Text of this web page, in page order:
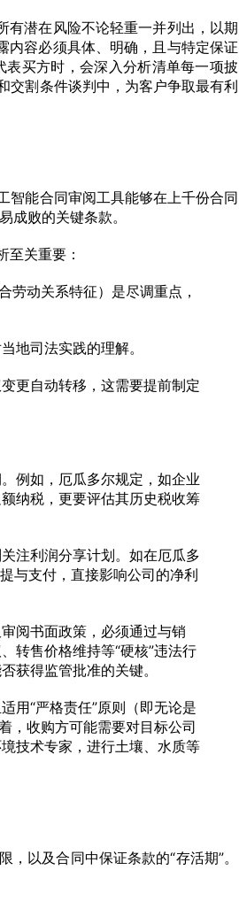
有潜在风险不论轻重一并列出，以期
内容必须具体、明确，且与特定保证
买方时，会深入分析清单每一项披
交割条件谈判中，为客户争取最有利
智能合同审阅工具能够在上千份合同
成败的关键条款。
关重要：
劳动关系特征）是尽调重点，
地司法实践的理解。
更自动转移，这需要提前制定
例如，厄瓜多尔规定，如企业
纳税，更要评估其历史税收筹
注利润分享计划。如在厄瓜多
与支付，直接影响公司的净利
阅书面政策，必须通过与销
转售价格维持等“硬核”违法行
获得监管批准的关键。
用“严格责任”原则（即无论是
，收购方可能需要对目标公司
技术专家，进行土壤、水质等
以及合同中保证条款的“存活期”。